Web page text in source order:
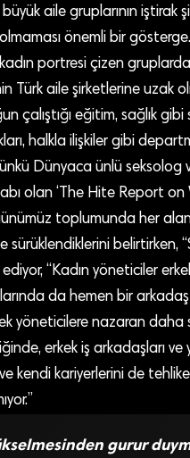
aile gruplarının
önemli bir
portresi çizen
Türk aile şirketlerine uzak
çalıştığı eğitim, sağlık
halkla ilişkiler gibi
Dünyaca ünlü
olan ‘The Hite Report
toplumunda her
sürüklendiklerini belirtirken,
“Kadın yöneticiler
da hemen bir
yöneticilere nazaran
erkek iş arkadaşları
kendi kariyerlerini de
gurur